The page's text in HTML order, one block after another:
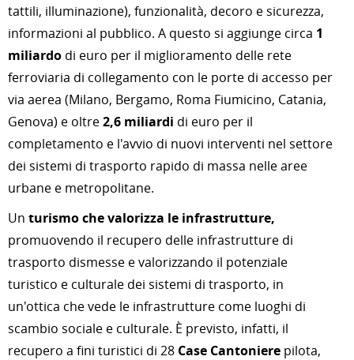
tattili, illuminazione), funzionalità, decoro e sicurezza,
informazioni al pubblico. A questo si aggiunge circa 1
miliardo di euro per il miglioramento delle rete
ferroviaria di collegamento con le porte di accesso per
via aerea (Milano, Bergamo, Roma Fiumicino, Catania,
Genova) e oltre2,6 miliardi di euro per il
completamento e l'avvio di nuovi interventi nel settore
dei sistemi di trasporto rapido di massa nelle aree
urbane e metropolitane.
Un turismo che valorizza le infrastrutture,
promuovendo il recupero delle infrastrutture di
trasporto dismesse e valorizzando il potenziale
turistico e culturale dei sistemi di trasporto, in
un'ottica che vede le infrastrutture come luoghi di
scambio sociale e culturale. È previsto, infatti, il
recupero a fini turistici di 28 Case Cantoniere pilota,